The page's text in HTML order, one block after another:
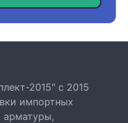
2015" с 2015
импортных
арматуры,